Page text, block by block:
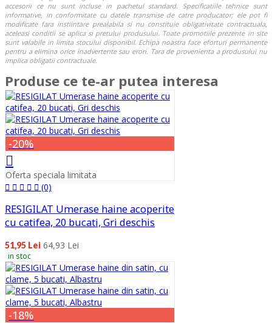
accesorii ce nu sunt incluse in pachetul standard. Specificatiile tehnice sunt
informative, in conformitate cu datele transmise de catre producator; ele pot fi
modificate fara instiintare prealabila si nu constituie obligativitate contractuala,
aceleasi conditii se aplica si pretului produsului. Toate promotiile prezente in site
sunt valabile in limita stocului disponibil. Echipa noastra face eforturi permanente
pentru a elimina orice inadvertente sau erori. Tara de provenienta a produsului nu
implica obligatii contractuale.
Produse ce te-ar putea interesa
-20%
Oferta speciala limitata
(0)
RESIGILAT Umerase haine acoperite
cu catifea, 20 bucati, Gri deschis
51,95 Lei 64,93 Lei
in stoc
-18%